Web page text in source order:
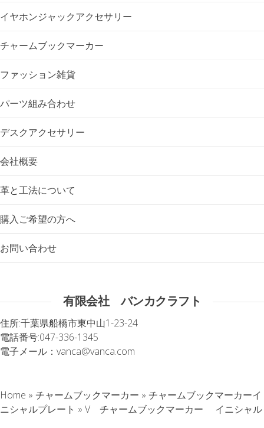
ョ
ン
イヤホンジャックアクセサリー
チャームブックマーカー
ファッション雑貨
パーツ組み合わせ
デスクアクセサリー
会社概要
革と工法について
購入ご希望の方へ
お問い合わせ
有限会社 バンカクラフト
住所:千葉県船橋市東中山1-23-24
電話番号:047-336-1345
電子メール： vanca@vanca.com
Home » チャームブックマーカー » チャームブックマーカーイ
ニシャルプレート » V チャームブックマーカー イニシャル